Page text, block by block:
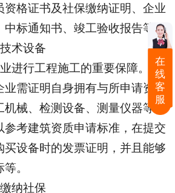
资格证书及社保缴纳证明、企业
中标通知书、竣工验收报告等。
术设备
进行工程施工的重要保障。申
业需证明自身拥有与所申请资质
机械、检测设备、测量仪器等。
参考建筑资质申请标准，在提交
买设备时的发票证明，并且能够
。
纳社保
在
线
客
服